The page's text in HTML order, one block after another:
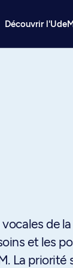
Découvrir
de
et les
La priorité